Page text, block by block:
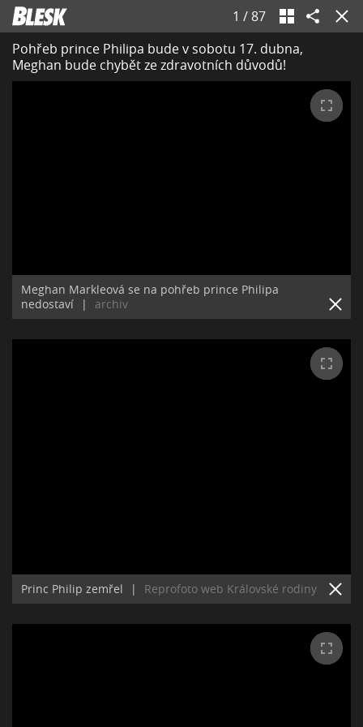
1 / 87
Pohřeb prince Philipa bude v sobotu 17. dubna,
Meghan bude chybět ze zdravotních důvodů!
Meghan Markleová se na pohřeb prince Philipa
nedostaví
| archiv
Princ Philip zemřel | Reprofoto web Královské rodiny